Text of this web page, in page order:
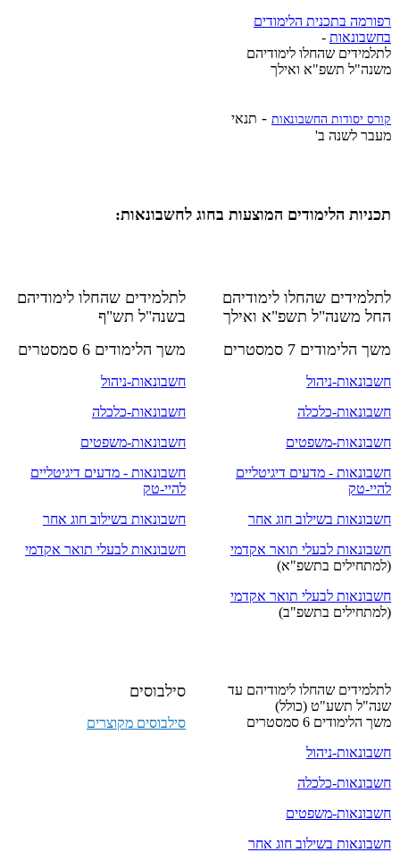
רפורמה בתכנית הלימודים
בחשבונאות -
​לתלמידים שהחלו לימודיהם
משנה"ל תשפ"א ואילך
קורס יסודות החשבונאות - תנאי
מעבר לשנה ב'
תכניות הלימודים המוצעות בחוג לחשבונאות:
לתלמידים שהחלו לימודיהם
החל משנה"ל תשפ"א ואילך
משך הלימודים 7 סמסטרים
חשבונאות-ניהול
חשבונאות-כלכלה
חשבונאות-משפטים
חשבונאות - מדעים דיגיטליים
להיי-טק
חשבונאות בשילוב חוג אחר
חשבונאות לבעלי תואר אקדמי
(למתחילים בתשפ"א)
חשבונאות לבעלי תואר אקדמי
​(למתחילים בתשפ"ב)
לתלמידים שהחלו לימודיהם
בשנה"ל תש"ף
משך הלימודים 6 סמסטרים
חשבונאות-ניהול
חשבונאות-כלכלה
חשבונאות-משפטים
חשבונאות - מדעים דיגיטליים
להיי-טק
חשבונאות בשילוב חוג אחר
חשבונאות לבעלי תואר אקדמי
לתלמידים שהחלו לימודיהם עד
שנה"ל תשע"ט (כולל)
משך הלימודים 6 סמסטרים
חשבונאות-ניהול
חשבונאות-כלכלה
חשבונאות-משפטים
חשבונאות בשילוב חוג אחר
סילבוסים
סילבוסים מקוצרים